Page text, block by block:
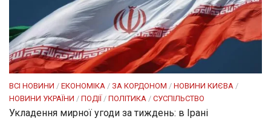
ВСІ НОВИНИ / ЕКОНОМІКА / ЗА КОРДОНОМ / НОВИНИ КИЄВА /
НОВИНИ УКРАЇНИ / ПОДІЇ / ПОЛІТИКА / СУСПІЛЬСТВО
Укладення мирної угоди за тиждень: в Ірані